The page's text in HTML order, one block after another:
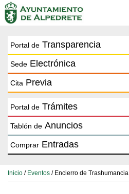
Portal de Transparencia
Sede Electrónica
Cita Previa
Portal de Trámites
Tablón de Anuncios
Comprar Entradas
Inicio / Eventos / Encierro de Trashumancia